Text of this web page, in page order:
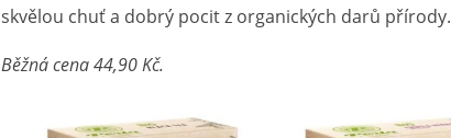
skvělou chuť a dobrý pocit z organických darů přírody.
Běžná cena 44,90 Kč.